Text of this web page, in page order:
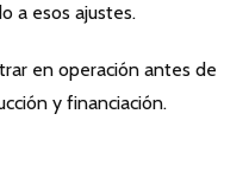
a esos ajustes.
en operación antes de
y financiación.